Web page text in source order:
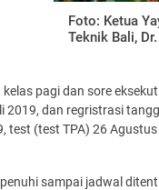
Foto: Ketua
Teknik Bali,
pagi dan sore
2019, dan regristrasi
test (test TPA) 26
sampai jadwal